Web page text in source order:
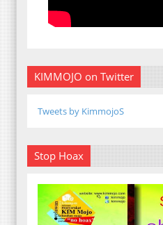
KIMMOJO on Twitter
Tweets by KimmojoS
Stop Hoax